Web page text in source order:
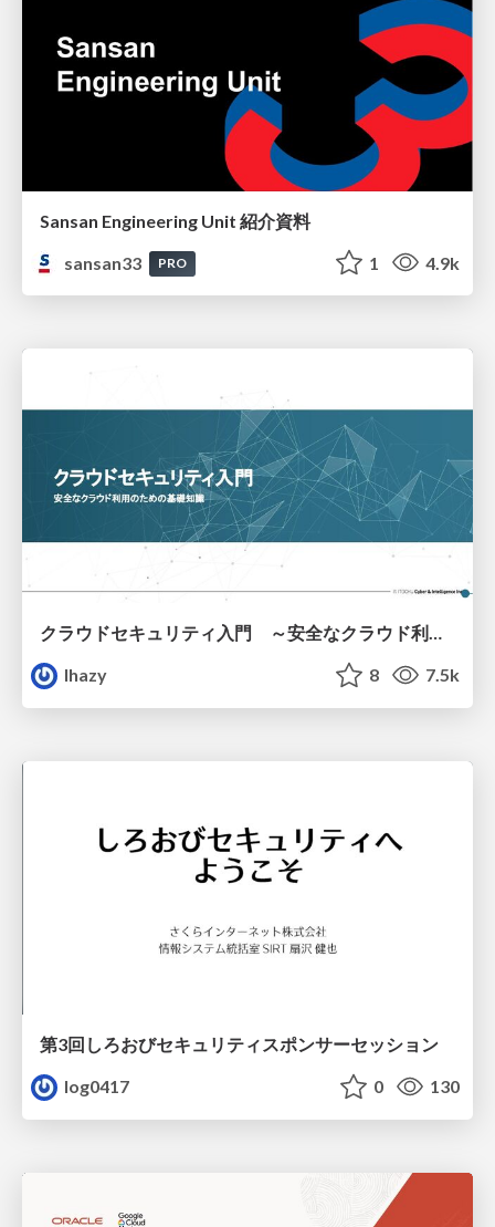
Sansan Engineering Unit 紹介資料
sansan33
PRO 1 4.9k
クラウドセキュリティ入門 ～安全なクラウド利用のための基礎知識～
lhazy
8 7.5k
第3回しろおびセキュリティスポンサーセッション
log0417
0 130